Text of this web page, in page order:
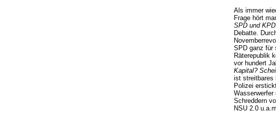
Als immer
Frage hört
SPD und
Debatte.
SPD ganz für
Räterepublik
vor hundert
Kapital?
ist streitbares
Polizei
Wasserwerfer
Schreddern
NSU 2.0